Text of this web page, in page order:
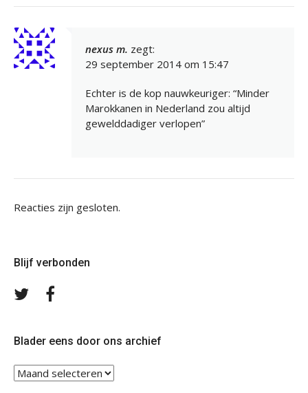
nexus m. zegt:
29 september 2014 om 15:47
Echter is de kop nauwkeuriger: “Minder
Marokkanen in Nederland zou altijd
gewelddadiger verlopen”
Reacties zijn gesloten.
Blijf verbonden
Volg
Blader eens door ons archief
Blader
eens